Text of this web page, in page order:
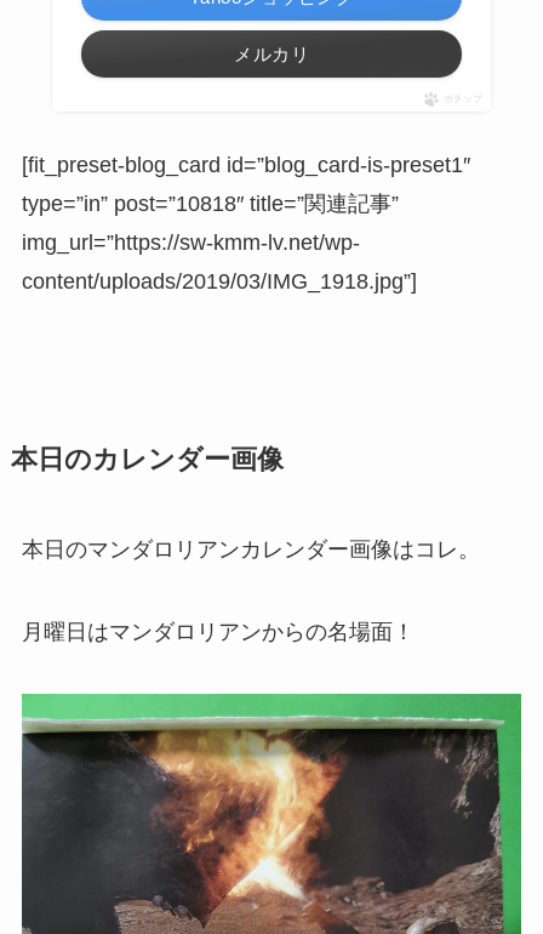
メルカリ
ポチップ
[fit_preset-blog_card id=”blog_card-is-preset1″
type=”in” post=”10818″ title=”関連記事”
img_url=”https://sw-kmm-lv.net/wp-
content/uploads/2019/03/IMG_1918.jpg”]
本日のカレンダー画像
本日のマンダロリアンカレンダー画像はコレ。
月曜日はマンダロリアンからの名場面！